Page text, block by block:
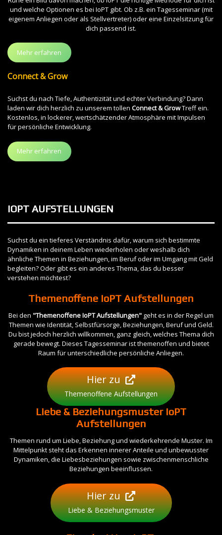
und welche Optionen es bei IoPT gibt. Ob z.B. ein Tagesseminar (mit
eigenem Anliegen oder als Stellvertreter) oder eine Einzelsitzung für
dich passend ist.
Mehr erfahren
Connect & Grow
Suchst du nach Tiefe, Authentizität und echter Verbindung? Dann
laden wir dich herzlich zu unserem tollen Connect & GrowTreff ein.
Kostenlos, in lockerer, wertschätzender Atmosphäre mit Impulsen
für persönliche Entwicklung.
Mehr erfahren
IOPT AUFSTELLUNGEN
Suchst du ein tieferes Verständnis dafür, warum sich bestimmte
Dynamiken in deinem Leben wiederholen oder weshalb dich
ähnliche Themen in Beziehungen, im Beruf oder im Umgang mit Geld
begleiten? Oder gibt es ein anderes Thema, das du besser
verstehen möchtest?
Themenoffene IoPT Aufstellungen
Bei den "Themenoffene IoPT Aufstellungen" geht es in der Regel um
Themen wie Identität, Selbstfürsorge, Beziehungen, Beruf und Geld.
Du bist jedoch herzlich willkommen, ganz gleich, welches Thema dich
gerade bewegt. Dieses Tagesseminar ist themenoffen und bietet
Raum für unterschiedliche persönliche Anliegen.
Hier zu
Themenoffene Aufstellungen
Liebe & Beziehungsmuster IoPT
Aufstellungen
Themen rund um Liebe, Beziehung und wiederkehrende Muster. Im
Mittelpunkt steht das Erkennen innerer Anteile und unbewusster
Dynamiken, die Liebesbeziehungen sowie zwischenmenschliche
Beziehungen beeinflussen.
Hier zu
Liebe & Beziehungsmuster